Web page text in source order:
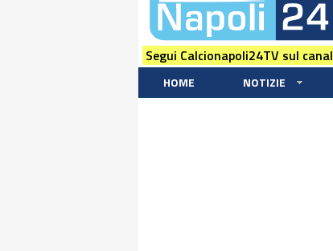
Segui Calcionapoli24TV sul
HOME NOTIZIE